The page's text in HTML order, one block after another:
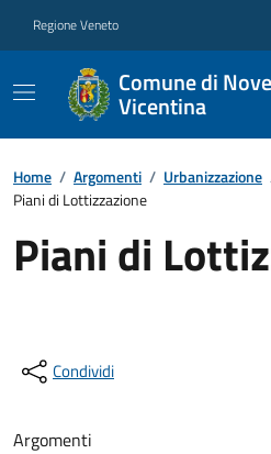
Regione Veneto
Comune di
Vicentina
Home / Argomenti / Urbanizzazione
Piani di Lottizzazione
Piani di
Condividi
Argomenti